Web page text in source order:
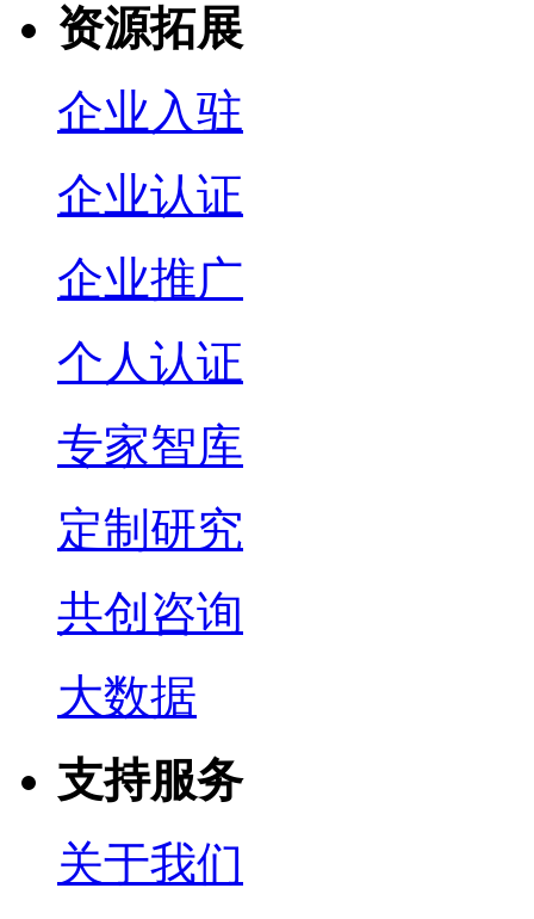
资源拓展
企业入驻
企业认证
企业推广
个人认证
专家智库
定制研究
共创咨询
大数据
支持服务
关于我们